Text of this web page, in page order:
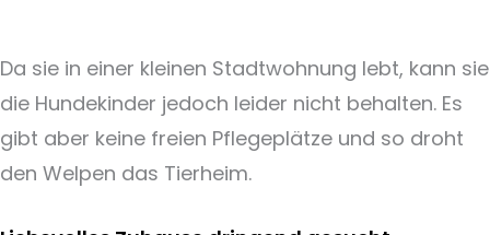
Da sie in einer kleinen Stadtwohnung lebt, kann sie
die Hundekinder jedoch leider nicht behalten. Es
gibt aber keine freien Pflegeplätze und so droht
den Welpen das Tierheim.